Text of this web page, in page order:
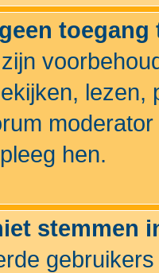
lezen,
hen.
stemmen